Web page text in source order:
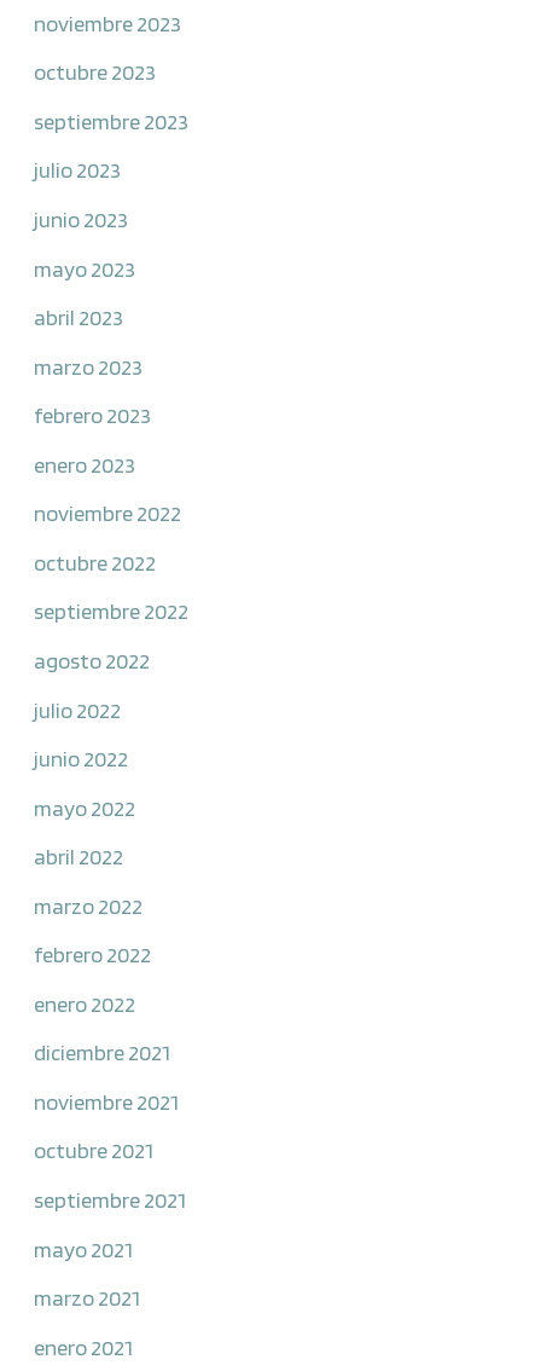
noviembre 2023
octubre 2023
septiembre 2023
julio 2023
junio 2023
mayo 2023
abril 2023
marzo 2023
febrero 2023
enero 2023
noviembre 2022
octubre 2022
septiembre 2022
agosto 2022
julio 2022
junio 2022
mayo 2022
abril 2022
marzo 2022
febrero 2022
enero 2022
diciembre 2021
noviembre 2021
octubre 2021
septiembre 2021
mayo 2021
marzo 2021
enero 2021